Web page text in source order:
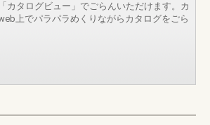
カタログビュー」でごらんいただけます。カ
上でパラパラめくりながらカタログをごら